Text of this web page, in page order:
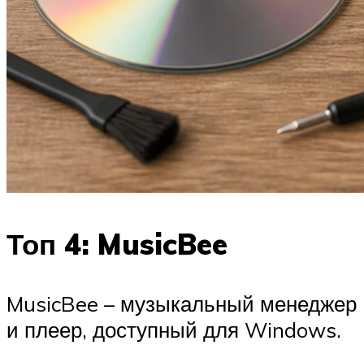
Топ 4: MusicBee
MusicBee – музыкальный менеджер
и плеер, доступный для Windows.